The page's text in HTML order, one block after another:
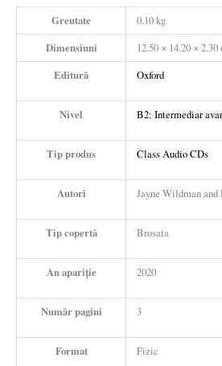
Greutate 0.10 kg
Dimensiuni 12.50 × 14.20 × 2.30
Editură Oxford
Nivel B2: Intermediar
Tip produs Class Audio CDs
Autori Jayne Wildman
Tip copertă Brosata
An apariție 2020
Număr pagini 3
Format Fizic